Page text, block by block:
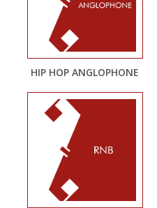
HIP HOP ANGLOPHONE